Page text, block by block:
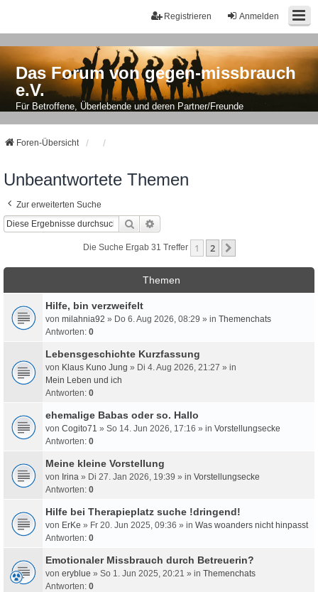
Anmelden
Registrieren
Das Forum von gegen-missbrauch
e.V.
Für Betroffene, Überlebende und deren Partner/Freunde
Foren-Übersicht
Unbeantwortete Themen
Zur erweiterten Suche
Suche
Die Suche Ergab 31 Treffer 1 2
Themen
Hilfe, bin verzweifelt
von milahnia92 » Do 6. Aug 2026, 08:29 » in Themenchats
Antworten: 0
Lebensgeschichte Kurzfassung
von Klaus Kuno Jung » Di 4. Aug 2026, 21:27 » in
Mein Leben und ich
Antworten: 0
ehemalige Babas oder so. Hallo
von Cogito71 » So 14. Jun 2026, 17:16 » in Vorstellungsecke
Antworten: 0
Meine kleine Vorstellung
von Irina » Di 27. Jan 2026, 19:39 » in Vorstellungsecke
Antworten: 0
Hilfe bei Therapieplatz suche !dringend!
von ErKe » Fr 20. Jun 2025, 09:36 » in Was woanders nicht hinpasst
Antworten: 0
Emotionaler Missbrauch durch Betreuerin?
von eryblue » So 1. Jun 2025, 20:21 » in Themenchats
Antworten: 0